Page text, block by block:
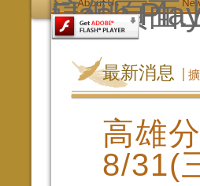
這個頁面上的內容需要較新版本的
最新消息
高雄
8/31(